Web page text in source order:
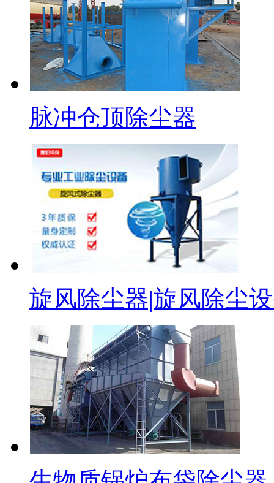
脉冲仓顶除尘器
旋风除尘器|旋风除尘